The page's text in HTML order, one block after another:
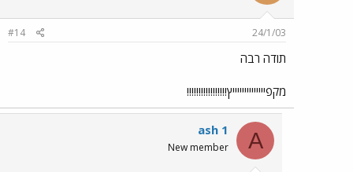
24/1/03
#14
תודה רבה
מקפייייייייייייייץ!!!!!!!!!!!!!!!!!
A
ash 1
New member